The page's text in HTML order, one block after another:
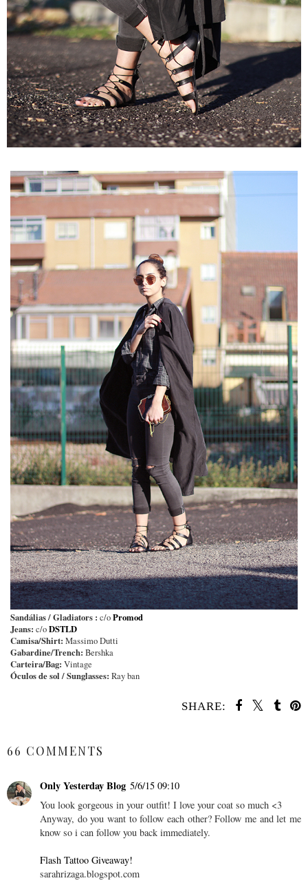
Sandálias / Gladiators : c/oPromod
Jeans: c/oDSTLD
Camisa/Shirt: Massimo Dutti
Gabardine/Trench: Bershka
Carteira/Bag: Vintage
Óculos de sol / Sunglasses: Ray ban
SHARE:
66 COMMENTS
Only Yesterday Blog 5/6/15 09:10
You look gorgeous in your outfit! I love your coat so much <3
Anyway, do you want to follow each other? Follow me and let me
know so i can follow you back immediately.
Flash Tattoo Giveaway!
sarahrizaga.blogspot.com